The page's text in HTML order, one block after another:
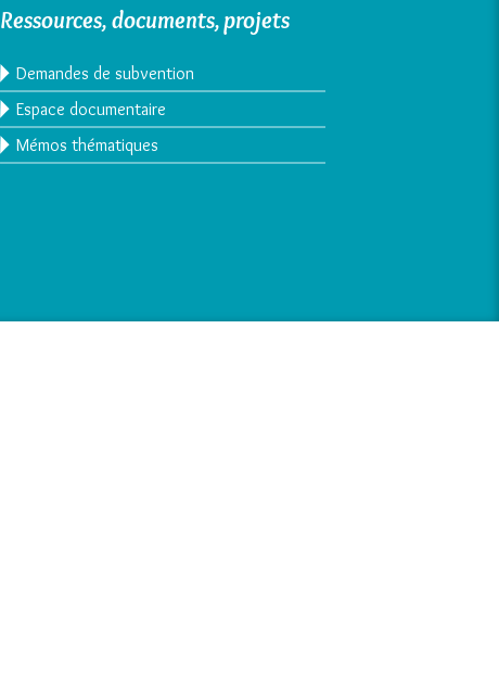
Ressources, documents, projets
Demandes de subvention
Espace documentaire
Mémos thématiques